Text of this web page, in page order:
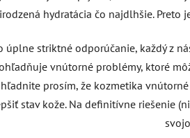
hydratácia čo najdlhšie. Preto
úplne striktné odporúčanie, každý z
vnútorné problémy, ktoré
prosím, že kozmetika
stav kože. Na definitívne riešenie